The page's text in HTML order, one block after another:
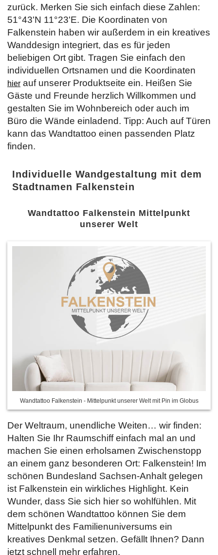
zurück. Merken Sie sich einfach diese Zahlen:
51°43'N 11°23'E. Die Koordinaten von
Falkenstein haben wir außerdem in ein kreatives
Wanddesign integriert, das es für jeden
beliebigen Ort gibt. Tragen Sie einfach den
individuellen Ortsnamen und die Koordinaten
hier auf unserer Produktseite ein. Heißen Sie
Gäste und Freunde herzlich Willkommen und
gestalten Sie im Wohnbereich oder auch im
Büro die Wände einladend. Tipp: Auch auf Türen
kann das Wandtattoo einen passenden Platz
finden.
Individuelle Wandgestaltung mit dem
Stadtnamen Falkenstein
Wandtattoo Falkenstein Mittelpunkt
unserer Welt
Wandtattoo Falkenstein - Mittelpunkt unserer Welt mit Pin im Globus
Der Weltraum, unendliche Weiten… wir finden:
Halten Sie Ihr Raumschiff einfach mal an und
machen Sie einen erholsamen Zwischenstopp
an einem ganz besonderen Ort: Falkenstein! Im
schönen Bundesland Sachsen-Anhalt gelegen
ist Falkenstein ein wirkliches Highlight. Kein
Wunder, dass Sie sich hier so wohlfühlen. Mit
dem schönen Wandtattoo können Sie dem
Mittelpunkt des Familienuniversums ein
kreatives Denkmal setzen. Gefällt Ihnen? Dann
jetzt schnell mehr erfahren.